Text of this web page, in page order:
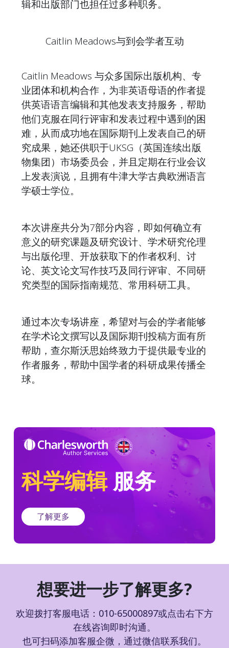
辑和出版部门也担任过多种职务。
Caitlin Meadows与到会学者互动
Caitlin Meadows 与众多国际出版机构、专
业团体和机构合作，为非英语母语的作者提
供英语语言编辑和其他发表支持服务，帮助
他们克服在同行评审和发表过程中遇到的困
难，从而成功地在国际期刊上发表自己的研
究成果，她还供职于UKSG（英国连续出版
物集团）市场委员会，并且定期在行业会议
上发表演说，且拥有牛津大学古典欧洲语言
学硕士学位。
本次讲座共分为7部分内容，即如何确立有
意义的研究课题及研究设计、学术研究伦理
与出版伦理、开放获取下的作者权利、讨
论、英文论文写作技巧及同行评审、不同研
究类型的国际指南规范、常用科研工具。
通过本次专场讲座，希望对与会的学者能够
在学术论文撰写以及国际期刊投稿方面有所
帮助，查尔斯沃思始终致力于提供最专业的
作者服务，帮助中国学者的科研成果传播全
球。
科学编辑服务
了解更多
想要进一步了解更多?
欢迎拨打客服电话：010-65000897或点击右下方
在线咨询即时沟通。
也可扫码添加客服企微，通过微信联系我们。